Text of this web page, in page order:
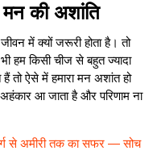
की अशांति
में क्यों जरूरी होता है। तो
हम किसी चीज से बहुत ज्यादा
ऐसे में हमारा मन अशांत हो
आ जाता है और परिणाम ना
से अमीरी तक का सफर — सोच